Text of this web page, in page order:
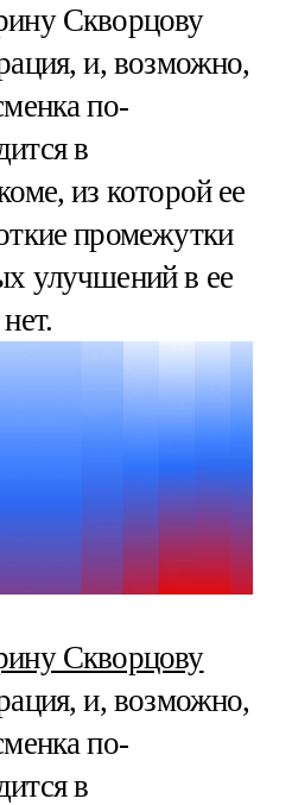
Скворцову
и, возможно,
по-
в
из которой ее
промежутки
улучшений в ее
Скворцову
и, возможно,
по-
в